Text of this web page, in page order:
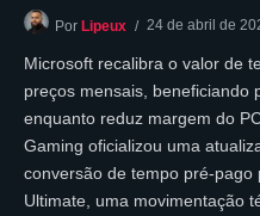
Por Lipeux 24 de abril de
Microsoft recalibra o valor de
preços mensais, beneficiando
enquanto reduz margem do
Gaming oficializou uma
conversão de tempo pré-pago
Ultimate, uma movimentação